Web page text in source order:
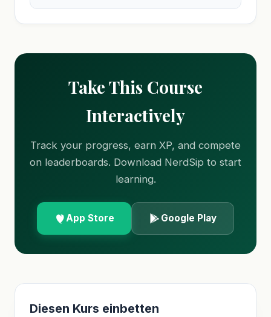
Take This Course
Interactively
Track your progress, earn XP, and compete
on leaderboards. Download NerdSip to start
learning.
App Store Google Play
Diesen Kurs einbetten